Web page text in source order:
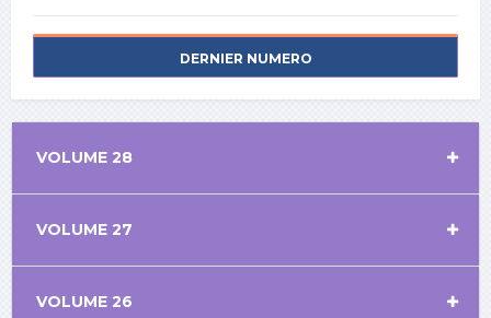
DERNIER NUMERO
VOLUME 28
VOLUME 27
VOLUME 26